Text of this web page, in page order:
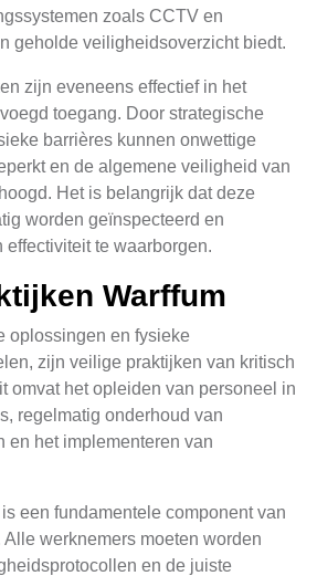
zoals CCTV en
geholde veiligheidsoverzicht biedt.
zijn eveneens effectief in het
toegang. Door strategische
barrières kunnen onwettige
en de algemene veiligheid van
Het is belangrijk dat deze
worden geïnspecteerd en
te waarborgen.
Warffum
oplossingen en fysieke
zijn veilige praktijken van kritisch
omvat het opleiden van personeel in
regelmatig onderhoud van
en het implementeren van
een fundamentele component van
werknemers moeten worden
en de juiste